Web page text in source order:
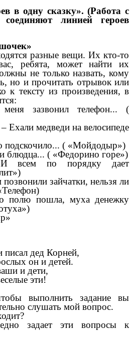
в одну сказку». (Работа с
линией героев
разные вещи. Их кто-то
ребята, может найти их
не только назвать, кому
но и прочитать отрывок или
к тексту из произведения, в
зазвонил телефон... (
Ехали медведи на велосипеде
( «Мойдодыр»)
блюдца... ( «Федорино горе»)
всем по порядку дает
зайчатки, нельзя ли
полю пошла, муха денежку
писал дед Корней,
он и детей.
и дети,
эти!
выполнить задание вы
слушать мой вопрос.
задает эти вопросы к